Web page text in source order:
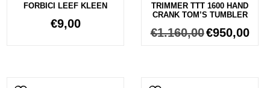
FORBICI LEEF KLEEN
€9,00
TRIMMER TTT 1600 HAND
CRANK TOM’S TUMBLER
€1.160,00€950,00